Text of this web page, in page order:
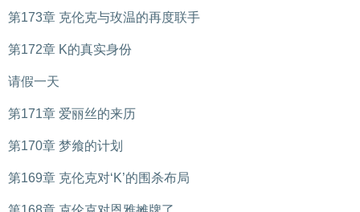
第173章 克伦克与玫温的再度联手
第172章 K的真实身份
请假一天
第171章 爱丽丝的来历
第170章 梦飨的计划
第169章 克伦克对‘K’的围杀布局